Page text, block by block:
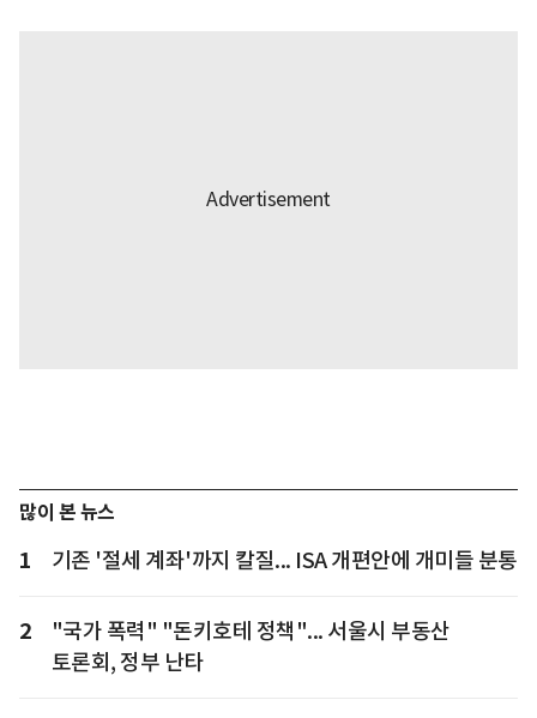
많이 본 뉴스
1 기존 '절세 계좌'까지 칼질... ISA 개편안에 개미들 분통
2
"국가 폭력" "돈키호테 정책"... 서울시 부동산
토론회, 정부 난타